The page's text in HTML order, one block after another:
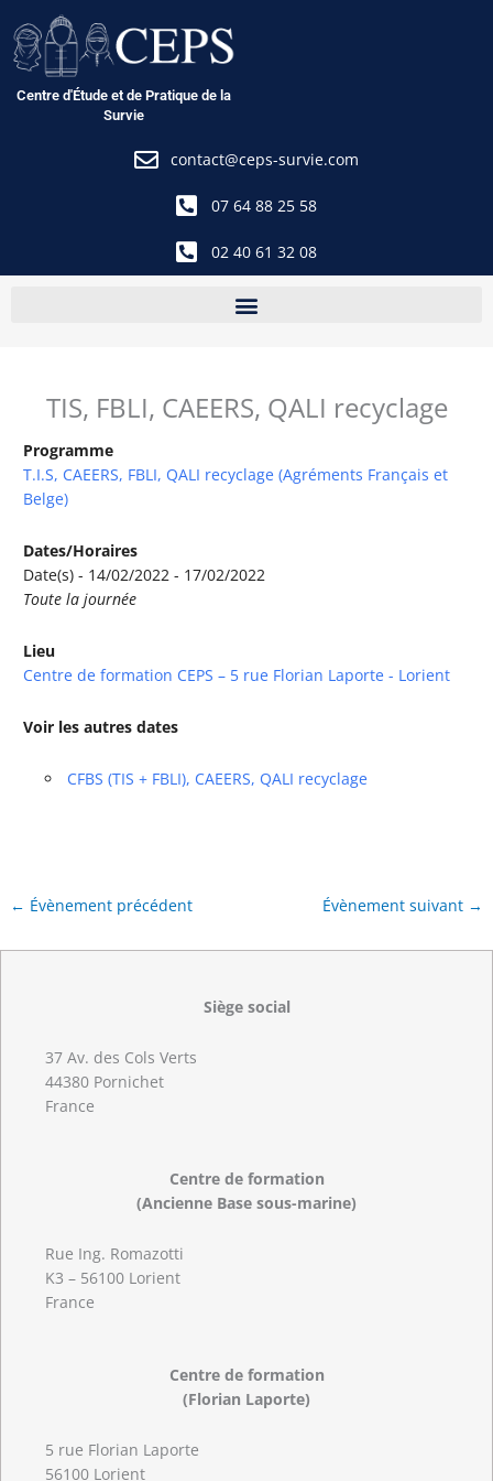
au
contenu
Centre d'Étude et de Pratique de la
Survie
contact@ceps-survie.com
07 64 88 25 58
02 40 61 32 08
TIS, FBLI, CAEERS, QALI recyclage
Programme
T.I.S, CAEERS, FBLI, QALI recyclage (Agréments Français et
Belge)
Dates/Horaires
Date(s) - 14/02/2022 - 17/02/2022
Toute la journée
Lieu
Centre de formation CEPS – 5 rue Florian Laporte - Lorient
Voir les autres dates
CFBS (TIS + FBLI), CAEERS, QALI recyclage
← Évènement précédent Évènement suivant →
Siège social
37 Av. des Cols Verts
44380 Pornichet
France
Centre de formation
(Ancienne Base sous-marine)
Rue Ing. Romazotti
K3 – 56100 Lorient
France
Centre de formation
(Florian Laporte)
5 rue Florian Laporte
56100 Lorient